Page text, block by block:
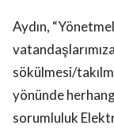
Aydın,
sökülmesi/
yönünde
sorumluluk